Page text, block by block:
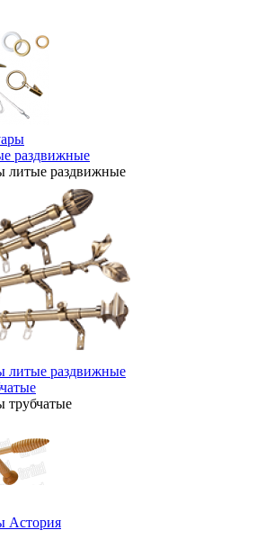
раздвижные
литые раздвижные
литые раздвижные
трубчатые
Астория